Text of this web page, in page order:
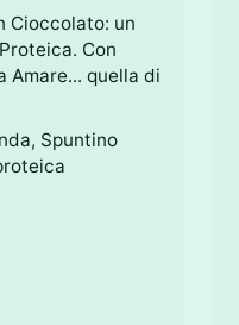
Cioccolato: un
Con
Amare... quella di
Spuntino